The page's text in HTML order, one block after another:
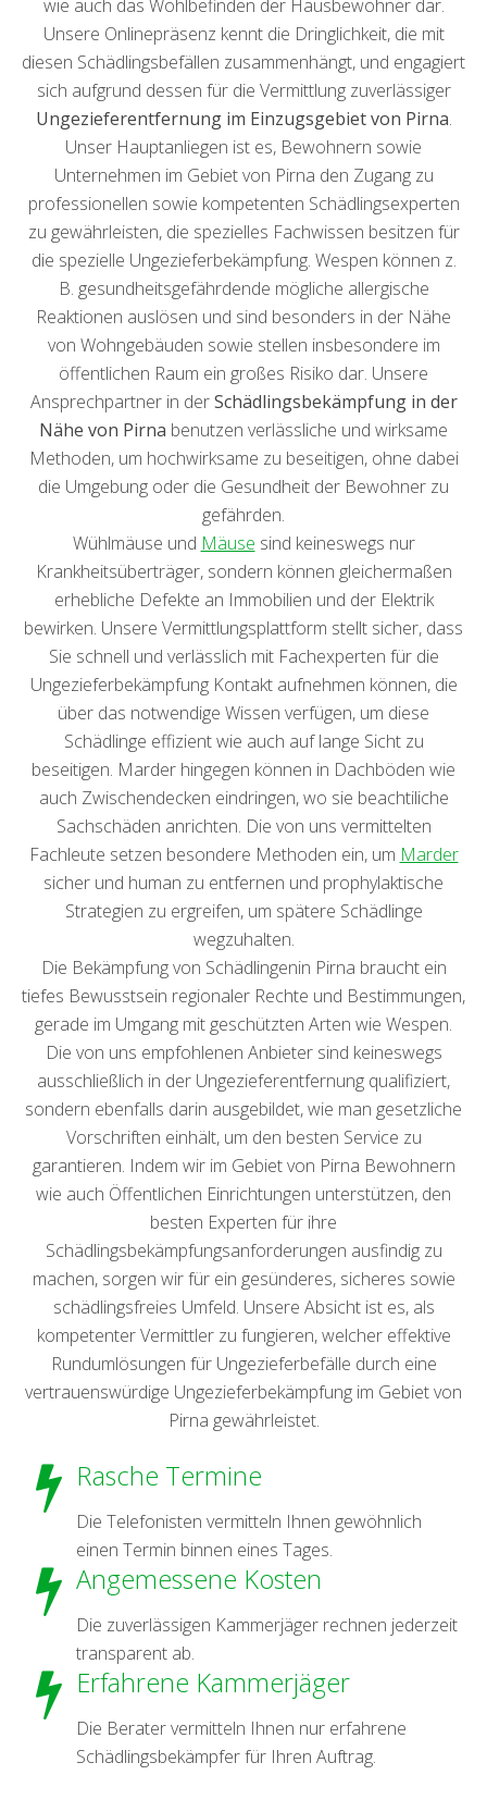
wie auch das Wohlbefinden der Hausbewohner dar.
Unsere Onlinepräsenz kennt die Dringlichkeit, die mit
diesen Schädlingsbefällen zusammenhängt, und engagiert
sich aufgrund dessen für die Vermittlung zuverlässiger
Ungezieferentfernung im Einzugsgebiet von Pirna.
Unser Hauptanliegen ist es, Bewohnern sowie
Unternehmen im Gebiet von Pirna den Zugang zu
professionellen sowie kompetenten Schädlingsexperten
zu gewährleisten, die spezielles Fachwissen besitzen für
die spezielle Ungezieferbekämpfung. Wespen können z.
B. gesundheitsgefährdende mögliche allergische
Reaktionen auslösen und sind besonders in der Nähe
von Wohngebäuden sowie stellen insbesondere im
öffentlichen Raum ein großes Risiko dar. Unsere
Ansprechpartner in derSchädlingsbekämpfung in der
Nähe von Pirna benutzen verlässliche und wirksame
Methoden, um hochwirksame zu beseitigen, ohne dabei
die Umgebung oder die Gesundheit der Bewohner zu
gefährden.
Wühlmäuse und Mäuse sind keineswegs nur
Krankheitsüberträger, sondern können gleichermaßen
erhebliche Defekte an Immobilien und der Elektrik
bewirken. Unsere Vermittlungsplattform stellt sicher, dass
Sie schnell und verlässlich mit Fachexperten für die
Ungezieferbekämpfung Kontakt aufnehmen können, die
über das notwendige Wissen verfügen, um diese
Schädlinge effizient wie auch auf lange Sicht zu
beseitigen. Marder hingegen können in Dachböden wie
auch Zwischendecken eindringen, wo sie beachtiliche
Sachschäden anrichten. Die von uns vermittelten
Fachleute setzen besondere Methoden ein, um Marder
sicher und human zu entfernen und prophylaktische
Strategien zu ergreifen, um spätere Schädlinge
wegzuhalten.
Die Bekämpfung von Schädlingenin Pirna braucht ein
tiefes Bewusstsein regionaler Rechte und Bestimmungen,
gerade im Umgang mit geschützten Arten wie Wespen.
Die von uns empfohlenen Anbieter sind keineswegs
ausschließlich in der Ungezieferentfernung qualifiziert,
sondern ebenfalls darin ausgebildet, wie man gesetzliche
Vorschriften einhält, um den besten Service zu
garantieren. Indem wir im Gebiet von Pirna Bewohnern
wie auch Öffentlichen Einrichtungen unterstützen, den
besten Experten für ihre
Schädlingsbekämpfungsanforderungen ausfindig zu
machen, sorgen wir für ein gesünderes, sicheres sowie
schädlingsfreies Umfeld. Unsere Absicht ist es, als
kompetenter Vermittler zu fungieren, welcher effektive
Rundumlösungen für Ungezieferbefälle durch eine
vertrauenswürdige Ungezieferbekämpfung im Gebiet von
Pirna gewährleistet.
Rasche Termine
Die Telefonisten vermitteln Ihnen gewöhnlich
einen Termin binnen eines Tages.
Angemessene Kosten
Die zuverlässigen Kammerjäger rechnen jederzeit
transparent ab.
Erfahrene Kammerjäger
Die Berater vermitteln Ihnen nur erfahrene
Schädlingsbekämpfer für Ihren Auftrag.